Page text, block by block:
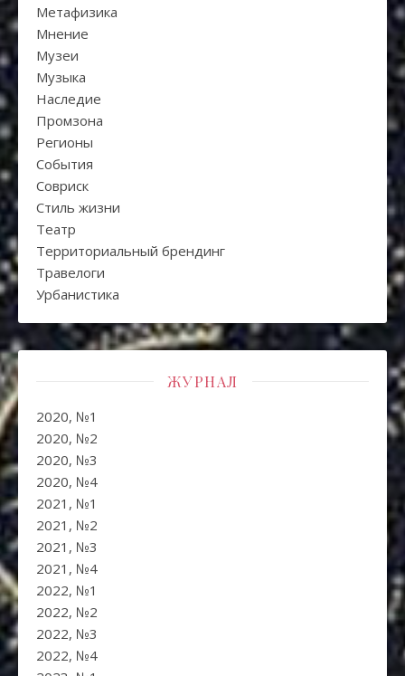
Метафизика
Мнение
Музеи
Музыка
Наследие
Промзона
Регионы
События
Совриск
Стиль жизни
Театр
Территориальный брендинг
Травелоги
Урбанистика
ЖУРНАЛ
2020, №1
2020, №2
2020, №3
2020, №4
2021, №1
2021, №2
2021, №3
2021, №4
2022, №1
2022, №2
2022, №3
2022, №4